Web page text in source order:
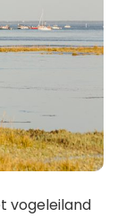
vogeleiland